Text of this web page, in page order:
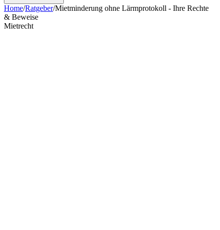
Home/Ratgeber/Mietminderung ohne Lärmprotokoll - Ihre Rechte
& Beweise
Mietrecht